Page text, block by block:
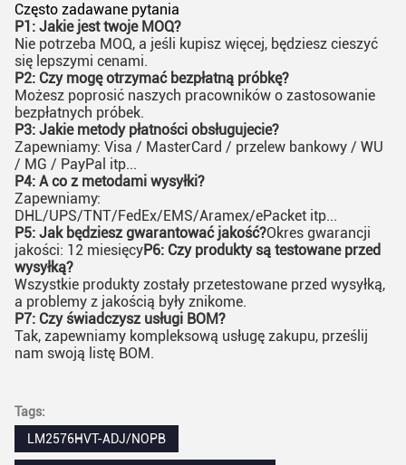
Często zadawane pytania
P1: Jakie jest twoje MOQ?
Nie potrzeba MOQ, a jeśli kupisz więcej, będziesz cieszyć
się lepszymi cenami.
P2: Czy mogę otrzymać bezpłatną próbkę?
Możesz poprosić naszych pracowników o zastosowanie
bezpłatnych próbek.
P3: Jakie metody płatności obsługujecie?
Zapewniamy: Visa / MasterCard / przelew bankowy / WU
/ MG / PayPal itp...
P4: A co z metodami wysyłki?
Zapewniamy:
DHL/UPS/TNT/FedEx/EMS/Aramex/ePacket itp...
P5: Jak będziesz gwarantować jakość?Okres gwarancji
jakości: 12 miesięcyP6: Czy produkty są testowane przed
wysyłką?
Wszystkie produkty zostały przetestowane przed wysyłką,
a problemy z jakością były znikome.
P7: Czy świadczysz usługi BOM?
Tak, zapewniamy kompleksową usługę zakupu, prześlij
nam swoją listę BOM.
Tags:
LM2576HVT-ADJ/NOPB